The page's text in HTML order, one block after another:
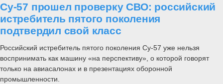
Су-57 прошел проверку СВО: российский
истребитель пятого поколения
подтвердил свой класс
Российский истребитель пятого поколения Су-57 уже нельзя
воспринимать как машину «на перспективу», о которой говорят
только на авиасалонах и в презентациях оборонной
промышленности.